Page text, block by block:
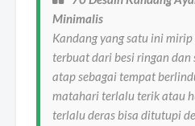
Minimalis
Kandang yang satu ini
terbuat dari besi ringan
atap sebagai tempat
matahari terlalu terik atau
terlalu deras bisa ditutupi